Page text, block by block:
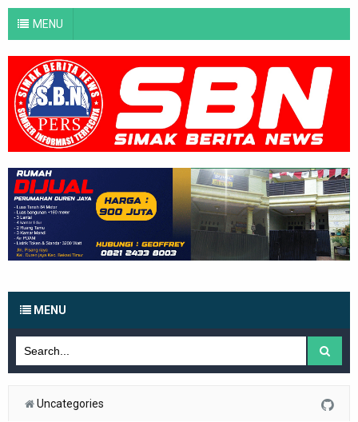
MENU
MENU
Uncategories